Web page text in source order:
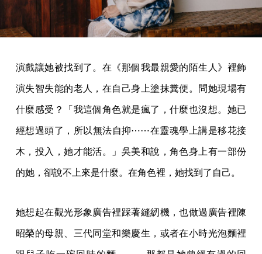
演戲讓她被找到了。在《那個我最親愛的陌生人》裡飾
演失智失能的老人，在自己身上塗抹糞便。問她現場有
什麼感受？「我這個角色就是瘋了，什麼也沒想。她已
經想過頭了，所以無法自抑⋯⋯在靈魂學上講是移花接
木，投入，她才能活。」吳美和說，角色身上有一部份
的她，卻說不上來是什麼。在角色裡，她找到了自己。
她想起在觀光形象廣告裡踩著縫紉機，也做過廣告裡陳
昭榮的母親、三代同堂和樂慶生，或者在小時光泡麵裡